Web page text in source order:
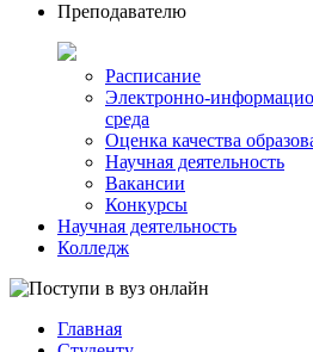
Преподавателю
Расписание
Электронно-
среда
Оценка качества
Научная деятельность
Вакансии
Конкурсы
Научная деятельность
Колледж
Главная